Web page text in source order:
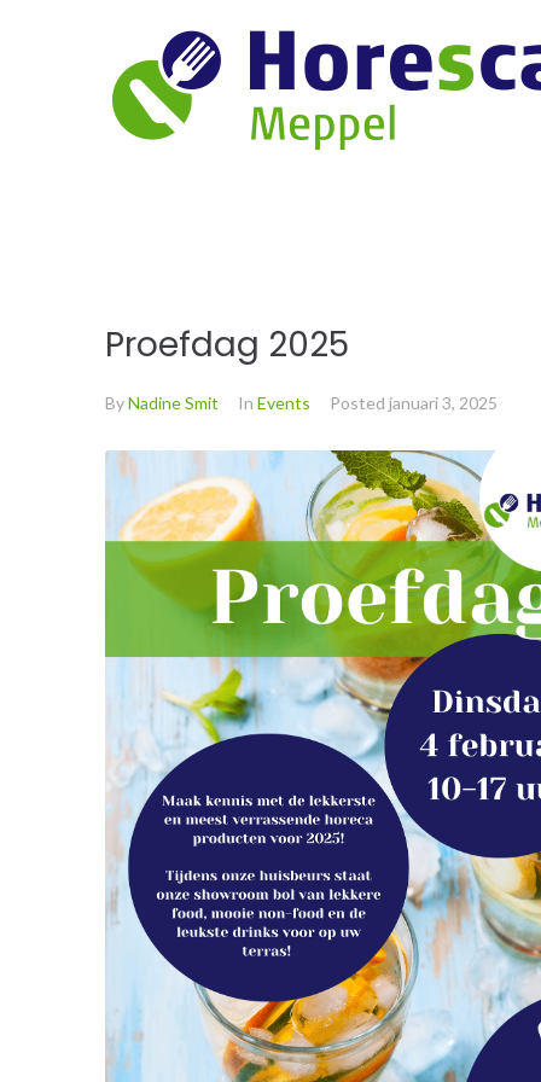
Proefdag 2025
ByNadine Smit In Events Posted januari 3, 2025